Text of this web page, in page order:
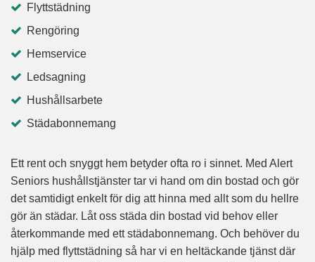
Flyttstädning
Rengöring
Hemservice
Ledsagning
Hushållsarbete
Städabonnemang
Ett rent och snyggt hem betyder ofta ro i sinnet. Med Alert
Seniors hushållstjänster tar vi hand om din bostad och gör
det samtidigt enkelt för dig att hinna med allt som du hellre
gör än städar. Låt oss städa din bostad vid behov eller
återkommande med ett städabonnemang. Och behöver du
hjälp med flyttstädning så har vi en heltäckande tjänst där